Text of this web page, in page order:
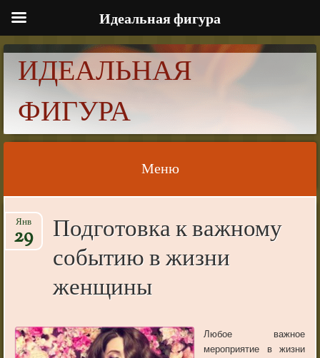
ИДЕАЛЬНАЯ
ФИГУРА
Меню
Skip to content
Подготовка к важному
событию в жизни
женщины
Янв
29
Любое важное
мероприятие в жизни
Идеальная фигура